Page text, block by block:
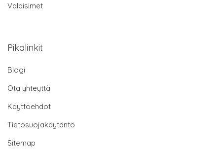
Valaisimet
Pikalinkit
Blogi
Ota yhteyttä
Käyttöehdot
Tietosuojakäytäntö
Sitemap